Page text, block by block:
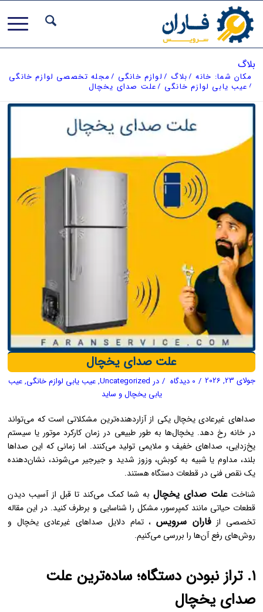
بلاگ
مکان شما: خانه /بلاگ / لوازم خانگی / مجله تخصصی لوازم خانگی
/ عیب یابی لوازم خانگی /علت صدای یخچال
علت صدای یخچال
جولای 23, 2026 / 0 دیدگاه / در Uncategorized
,عیب یابی لوازم خانگی,عیب
یابی یخچال و ساید
صداهای غیرعادی یخچال یکی از آزاردهنده‌ترین مشکلاتی است که می‌تواند
در خانه رخ دهد. یخچال‌ها به طور طبیعی در زمان کارکرد موتور یا سیستم
یخ‌زدایی، صداهای خفیف و ملایمی تولید می‌کنند. اما زمانی که این صداها
بلند، مداوم یا شبیه به کوبش، وزوز شدید و جیرجیر می‌شوند، نشان‌دهنده
یک نقص فنی در قطعات دستگاه هستند.
شناختعلت صدای یخچال به شما کمک می‌کند تا قبل از آسیب دیدن
قطعات حیاتی مانند کمپرسور، مشکل را شناسایی و برطرف کنید. در این مقاله
تخصصی ازفاران سرویس، تمام دلایل صداهای غیرعادی یخچال و
روش‌های رفع آن‌ها را بررسی می‌کنیم.
۱. تراز نبودن دستگاه؛ ساده‌ترین علت
صدای یخچال